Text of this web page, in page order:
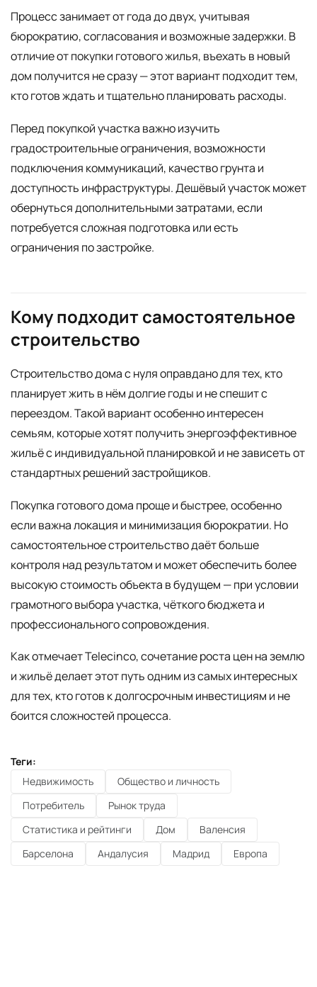
Процесс занимает от года до двух, учитывая
бюрократию, согласования и возможные задержки. В
отличие от покупки готового жилья, въехать в новый
дом получится не сразу — этот вариант подходит тем,
кто готов ждать и тщательно планировать расходы.
Перед покупкой участка важно изучить
градостроительные ограничения, возможности
подключения коммуникаций, качество грунта и
доступность инфраструктуры. Дешёвый участок может
обернуться дополнительными затратами, если
потребуется сложная подготовка или есть
ограничения по застройке.
Кому подходит самостоятельное
строительство
Строительство дома с нуля оправдано для тех, кто
планирует жить в нём долгие годы и не спешит с
переездом. Такой вариант особенно интересен
семьям, которые хотят получить энергоэффективное
жильё с индивидуальной планировкой и не зависеть от
стандартных решений застройщиков.
Покупка готового дома проще и быстрее, особенно
если важна локация и минимизация бюрократии. Но
самостоятельное строительство даёт больше
контроля над результатом и может обеспечить более
высокую стоимость объекта в будущем — при условии
грамотного выбора участка, чёткого бюджета и
профессионального сопровождения.
Как отмечает Telecinco, сочетание роста цен на землю
и жильё делает этот путь одним из самых интересных
для тех, кто готов к долгосрочным инвестициям и не
боится сложностей процесса.
Теги:
Недвижимость
Общество и личность
Потребитель
Рынок труда
Статистика и рейтинги
Дом
Валенсия
Барселона
Андалусия Мадрид Европа